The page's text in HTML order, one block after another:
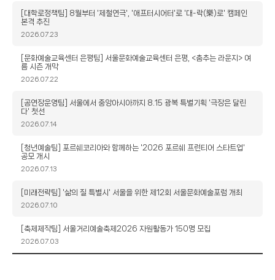
일
제
목
[대학로정책팀] 8월부터 '제철연극', '애프터시어터'로 '대-락(樂)로' 캠페인
본격 추진
작
일
2026.07.23
제
목
[문화예술교육센터 은평팀] 서울문화예술교육센터 은평, <춤추는 라운지> 여
름 시즌 개막
작
일
2026.07.22
제
목
[공연장운영팀] 서울에서 중앙아시아까지 8.15 광복 특별기획 '극장은 달린
다' 첫선
작
일
2026.07.14
제
목
[청년예술팀] 포르쉐코리아와 함께하는 '2026 포르쉐 프런티어 스타트업'
공모 개시
작
일
2026.07.13
제
목
[미래전략팀] '삶의 질 특별시' 서울을 위한 제12회 서울문화예술포럼 개최
작
일
2026.07.10
제
목
[축제제작팀] 서울거리예술축제2026 자원활동가 150명 모집
작
2026.07.03